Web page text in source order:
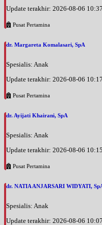
Update terakhir: 2026-08-06
Pusat Pertamina
dr. Margareta Komalasari, SpA
Spesialis: Anak
Update terakhir: 2026-08-06
Pusat Pertamina
dr. Ayijati Khairani, SpA
Spesialis: Anak
Update terakhir: 2026-08-06
Pusat Pertamina
dr. NATIA ANJARSARI WIDYATI,
Spesialis: Anak
Update terakhir: 2026-08-06